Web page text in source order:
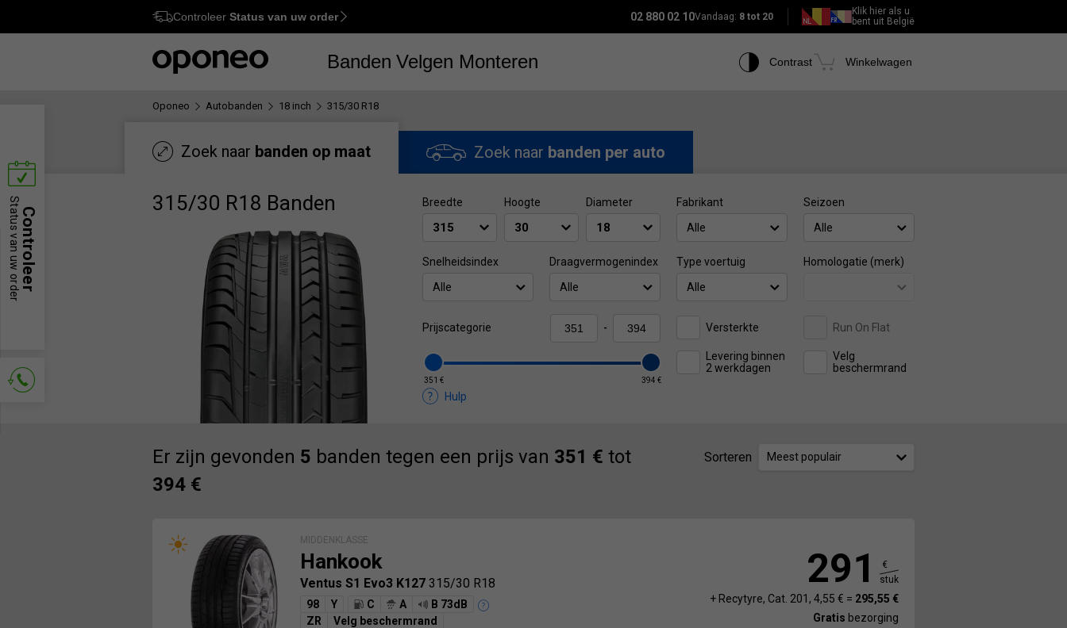
Ctrl M
Controleer Status van uw order 02 880 02 10Vandaag: 8 tot 20
Klik hier als u
bent uit België
Banden Velgen Monteren Contrast Winkelwagen
Oponeo Autobanden 18 inch 315/30 R18
Zoek naar banden op maat Zoek naar banden per auto
315/30 R18 Banden Breedte Hoogte Diameter
Fabrikant
Alle
Seizoen
Alle
Snelheidsindex
Alle
Draagvermogenindex
Alle
Type voertuig
Alle
Homologatie (merk)
Prijscategorie -
351 € 394 €
Versterkte Run On Flat
Levering binnen
2 werkdagen
Velg
beschermrand
Hulp
Er zijn gevonden 5 banden tegen een prijs van 351 € tot
394 €
Sorteren Meest populair
MIDDENKLASSE
Hankook
Ventus S1 Evo3 K127 315/30 R18
98 Y C A
B 73dB
ZR
Velg beschermrand
291
€
stuk
+ Recytyre, Cat. 201, 4,55 € = 295,55 €
Gratis bezorging
Controleer
Status van uw order